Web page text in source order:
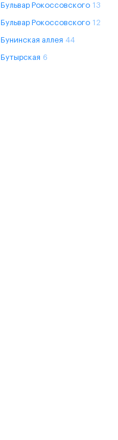
Бульвар Рокоссовского 13
Бульвар Рокоссовского 12
Бунинская аллея 44
Бутырская 6